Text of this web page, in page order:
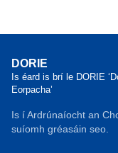
DORIE
Is éard is brí le DORIE
Eorpacha’
Is í Ardrúnaíocht an
suíomh gréasáin seo.